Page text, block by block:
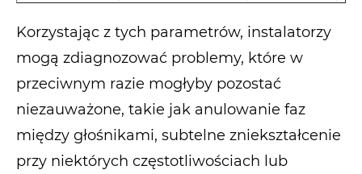
Korzystając z tych parametrów, instalatorzy
mogą zdiagnozować problemy, które w
przeciwnym razie mogłyby pozostać
niezauważone, takie jak anulowanie faz
między głośnikami, subtelne zniekształcenie
przy niektórych częstotliwościach lub